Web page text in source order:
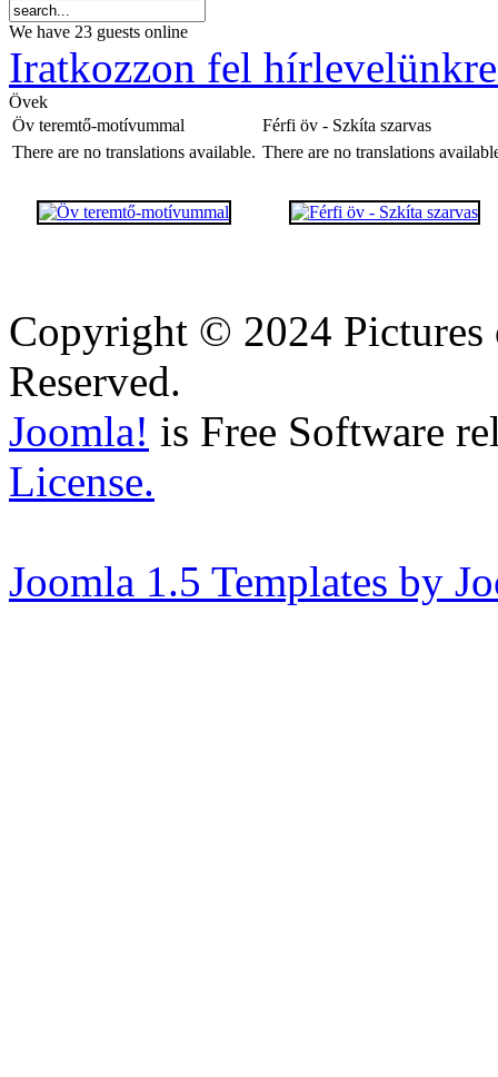
We have 23 guests online
Iratkozzon fel
Övek
Öv teremtő-motívummal
There are no translations available.
Férfi öv - Szkíta szarvas
There are no translations
Copyright © 2024
Reserved.
Joomla! is Free Software
License.
Joomla 1.5 Templates by